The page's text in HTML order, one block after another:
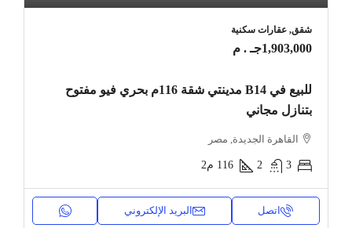
شقق, عقارات سكنية
1,903,000جـ . م
للبيع في B14 مدينتي شقة 116م بحري فيو مفتوح
بتنازل مجاني
القاهرة الجديدة, مصر
3
2
116 م2
اتصل البريد الإلكتروني